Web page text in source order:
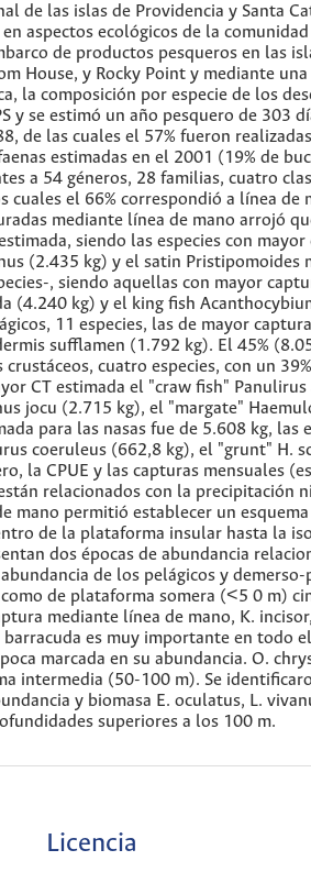
de las islas de Providencia y Santa
aspectos ecológicos de la
de productos pesqueros en las
House, y Rocky Point y mediante
la composición por especie de los
y se estimó un año pesquero de 303
de las cuales el 57% fueron
estimadas en el 2001 (19% de
a 54 géneros, 28 familias, cuatro
el 66% correspondió a línea de
mediante línea de mano arrojó
siendo las especies con
(2.435 kg) y el satin Pristipomoides
, siendo aquellas con mayor
(4.240 kg) y el king fish
11 especies, las de mayor
sufflamen (1.792 kg). El 45%
cuatro especies, con un
CT estimada el "craw fish"
jocu (2.715 kg), el "margate"
para las nasas fue de 5.608 kg, las
coeruleus (662,8 kg), el "grunt" H.
la CPUE y las capturas mensuales
relacionados con la precipitación
mano permitió establecer un
de la plataforma insular hasta la
dos épocas de abundancia
de los pelágicos y
de plataforma somera (<5 0 m)
mediante línea de mano, K.
barracuda es muy importante en todo
marcada en su abundancia. O.
intermedia (50-100 m). Se
y biomasa E. oculatus, L.
superiores a los 100 m.
Licencia